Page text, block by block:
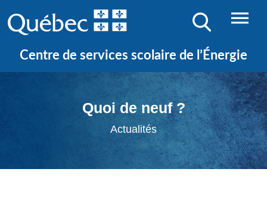
Centre de services scolaire de l’Énergie
Quoi de neuf ?
Actualités